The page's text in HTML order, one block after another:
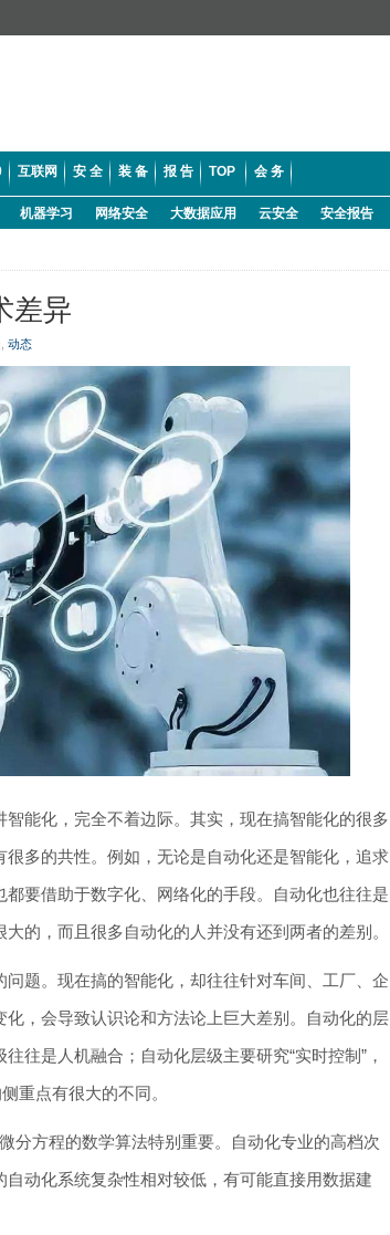
互联网 安 全 装 备 报 告 TOP 会 务
机器学习 网络安全 大数据应用 云安全 安全报告
差异
动态
能化，完全不着边际。其实，现在搞智能化的很多
多的共性。例如，无论是自动化还是智能化，追求
要借助于数字化、网络化的手段。自动化也往往是
的，而且很多自动化的人并没有还到两者的差别。
题。现在搞的智能化，却往往针对车间、工厂、企
，会导致认识论和方法论上巨大差别。自动化的层
往是人机融合；自动化层级主要研究“实时控制”，
重点有很大的不同。
分方程的数学算法特别重要。自动化专业的高档次
动化系统复杂性相对较低，有可能直接用数据建